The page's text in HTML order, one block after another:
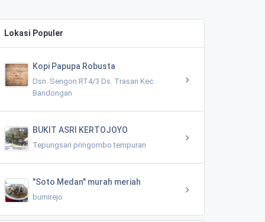
Lokasi Populer
Kopi Papupa Robusta
Dsn. Sengon RT4/3 Ds. Trasan Kec.
Bandongan
BUKIT ASRI KERTOJOYO
Tepungsari pringombo tempuran
"Soto Medan" murah meriah
bumirejo